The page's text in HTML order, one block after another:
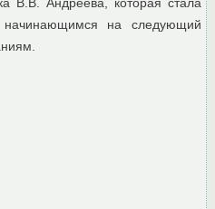
начинающимся на следующий